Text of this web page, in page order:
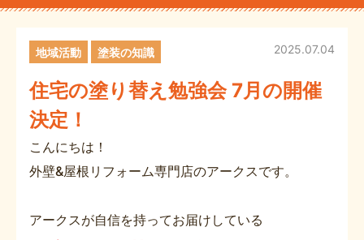
住宅の塗り替え勉強会 7月の開催
決定！
2025.07.04
地域活動 塗装の知識
こんにちは！
外壁&屋根リフォーム専門店のアークスです。
アークスが自信を持ってお届けしている